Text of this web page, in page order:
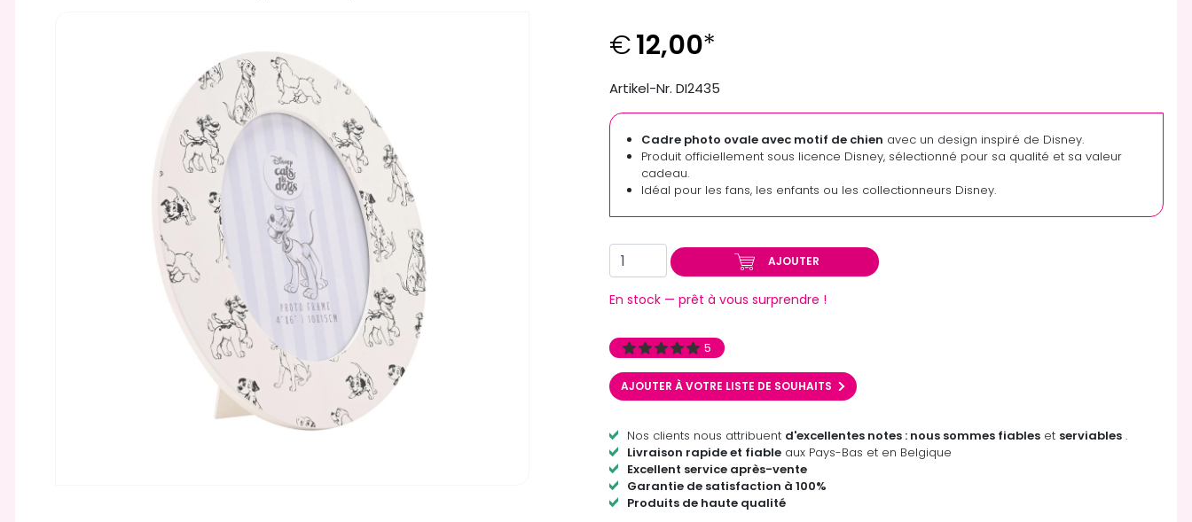
€12,00*
Artikel-Nr. DI2435
Cadre photo ovale avec motif de chien avec un design inspiré de Disney.
Produit officiellement sous licence Disney, sélectionné pour sa qualité et sa valeur
cadeau.
Idéal pour les fans, les enfants ou les collectionneurs Disney.
AJOUTER
En stock — prêt à vous surprendre !
5
AJOUTER À VOTRE LISTE DE SOUHAITS
Nos clients nous attribuent d'excellentes notes : nous sommes fiables et serviables .
Livraison rapide et fiable aux Pays-Bas et en Belgique
Excellent service après-vente
Garantie de satisfaction à 100%
Produits de haute qualité